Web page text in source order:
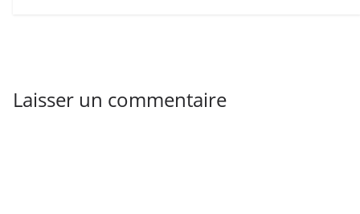
Laisser un commentaire